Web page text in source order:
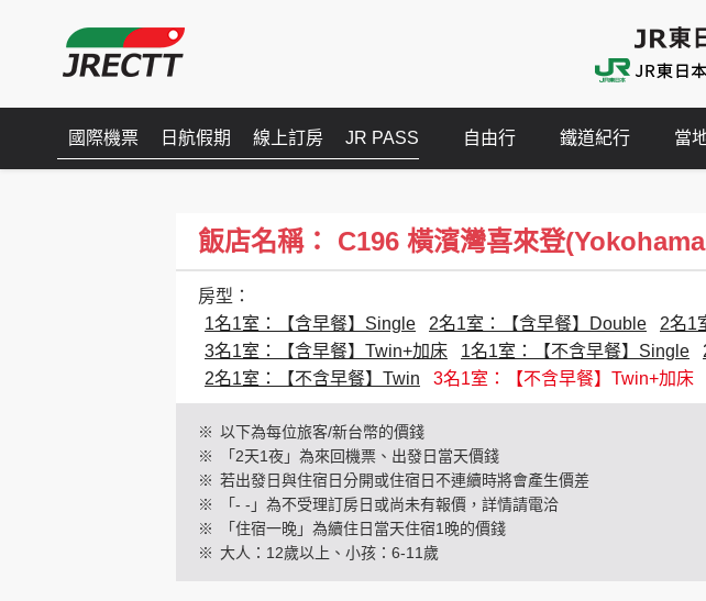
國際機票 日航假期 線上訂房 JR PASS 自由行 鐵道紀行 當
飯店名稱： C196 橫濱灣喜來登
房型：
1名1室：【含早餐】Single
2名1室：【含早餐】Double 2名1
3名1室：【含早餐】Twin+加床
1名1室：【不含早餐】Single
2名1室：【不含早餐】Twin
3名1室：【不含早餐】Twin+加床
※ 以下為每位旅客/新台幣的價錢
※
「2天1夜」為來回機票、出發日當天價錢
※ 若出發日與住宿日分開或住宿日不連續時將會產生價差
※
「- -」為不受理訂房日或尚未有報價，詳情請電洽
※
「住宿一晚」為續住日當天住宿1晚的價錢
※ 大人：12歲以上、小孩：6-11歲